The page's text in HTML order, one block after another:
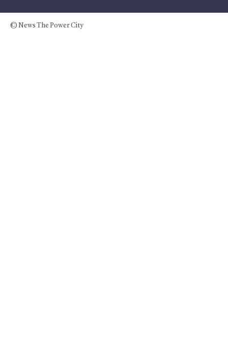
© News The Power City